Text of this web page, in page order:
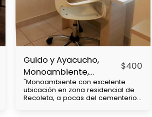
Guido y Ayacucho,
Monoambiente,
Recoleta
$400
"Monoambiente con excelente
ubicación en zona residencial de
Recoleta, a pocas del cementerio